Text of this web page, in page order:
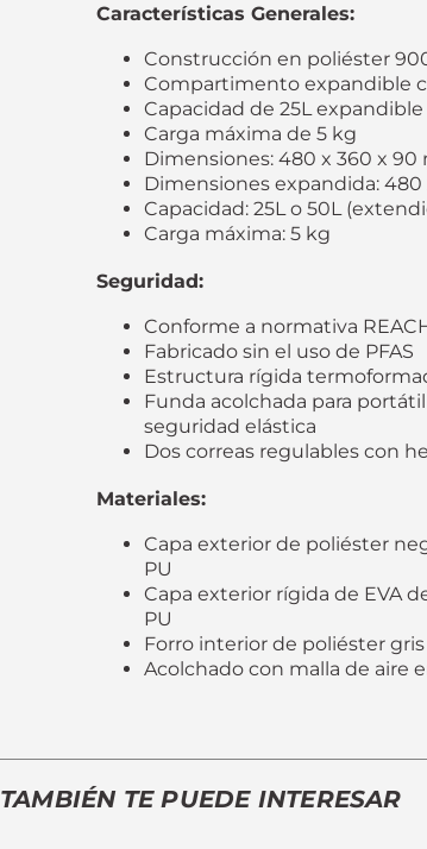
Características Generales:
Construcción en poliéster
Compartimento expandible
Capacidad de 25L expandible
Carga máxima de 5 kg
Dimensiones: 480 x 360 x 90
Dimensiones expandida:
Capacidad: 25L o 50L
Carga máxima: 5 kg
Seguridad:
Conforme a normativa
Fabricado sin el uso de PFAS
Estructura rígida
Funda acolchada para
seguridad elástica
Dos correas regulables con
Materiales:
Capa exterior de poliéster
PU
Capa exterior rígida de EVA
PU
Forro interior de poliéster gris
Acolchado con malla de aire
TAMBIÉN TE PUEDE INTERESAR